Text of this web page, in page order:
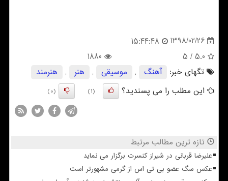
1398/02/26
15:44:48
5.0
/ 5
1880
تگهای خبر:
آهنگ , موسیقی , هنر ,
هنرمند
این مطلب را می پسندید؟
(1)
(0)
تازه ترین مطالب مرتبط
علیرضا قربانی در شیراز کنسرت برگزار می نماید
عکس سگ عضو بی تی اس از گرمی مشهورتر است